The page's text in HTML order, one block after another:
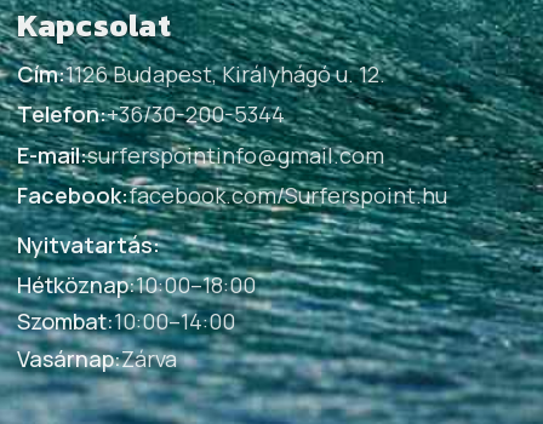
Kapcsolat
Cím:1126 Budapest, Királyhágó u. 12.
Telefon:+36/30-200-5344
E-mail:surferspointinfo@gmail.com
Facebook:facebook.com/Surferspoint.hu
Nyitvatartás:
Hétköznap:10:00–18:00
Szombat:10:00–14:00
Vasárnap:Zárva